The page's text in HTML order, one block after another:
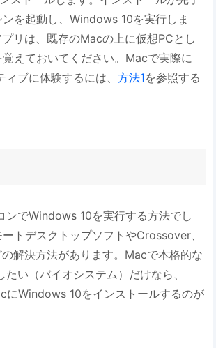
を起動し、Windows 10を実行しま
リは、既存のMacの上に仮想PCとし
えておいてください。Macで実際に
ィブに体験するには、方法1を参照する
ンでWindows 10を実行する方法でし
トデスクトップソフトやCrossover、
解決方法があります。Macで本格的な
い（バイオシステム）だけなら、
にWindows 10をインストールするのが